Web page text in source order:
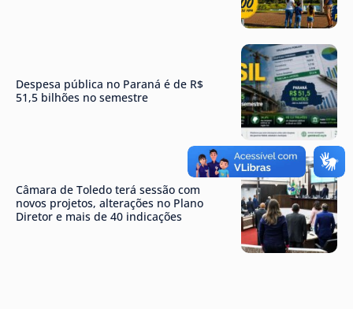
Despesa pública no Paraná é de R$
51,5 bilhões no semestre
Câmara de Toledo terá sessão com
novos projetos, alterações no Plano
Diretor e mais de 40 indicações